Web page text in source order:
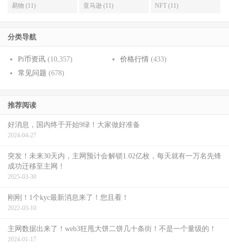
易物 (11) 亚马逊 (11) NFT (11)
分类导航
Pi币资讯 (10,357) 价格行情(433)
常见问题 (678)
推荐阅读
好消息，国内终于开始9绿！大家做好准备
2024-04-27
突发！未来30天内，主网预计会解锁1.02亿枚，每天就有一万名先锋
成功迁移至主网！
2025-03-30
刚刚！1个kyc最新消息来了！您且看！
2022-03-10
主网数据出来了！web3狂甩大饼二饼几十条街！不是一个量级的！
2024-01-17